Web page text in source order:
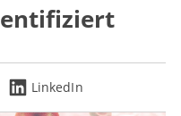
LinkedIn